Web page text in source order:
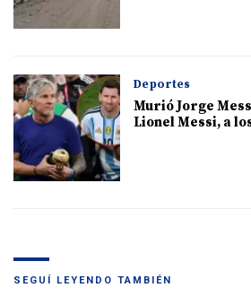
Deportes
Murió Jorge
Lionel Messi, a
SEGUÍ LEYENDO TAMBIÉN